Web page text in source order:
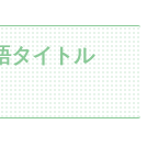
タイトル